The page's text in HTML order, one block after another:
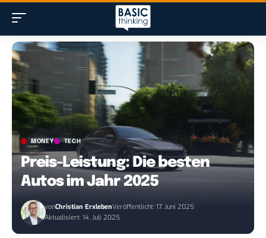
MONEY TECH
Preis-Leistung: Die besten
Autos im Jahr 2025
vonChristian ErxlebenVeröffentlicht: 17. Juni 2025
Aktualisiert: 14. Juli 2025